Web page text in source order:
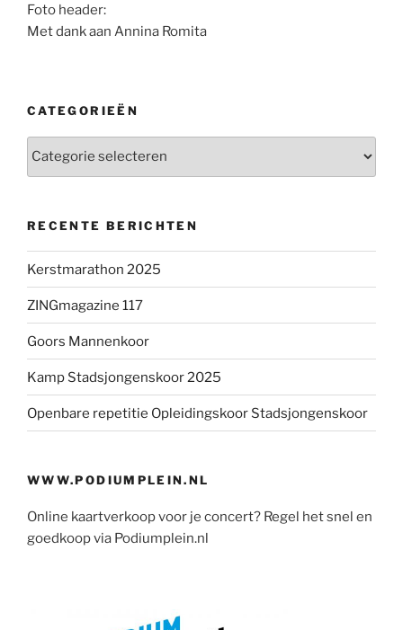
Foto header:
Met dank aan Annina Romita
CATEGORIEËN
Categorieën
RECENTE BERICHTEN
Kerstmarathon 2025
ZINGmagazine 117
Goors Mannenkoor
Kamp Stadsjongenskoor 2025
Openbare repetitie Opleidingskoor Stadsjongenskoor
WWW.PODIUMPLEIN.NL
Online kaartverkoop voor je concert? Regel het snel en
goedkoop via Podiumplein.nl